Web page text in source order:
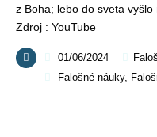
z Boha; lebo do sveta vyšlo
Zdroj : YouTube
01/06/2024
Falošné náuky,